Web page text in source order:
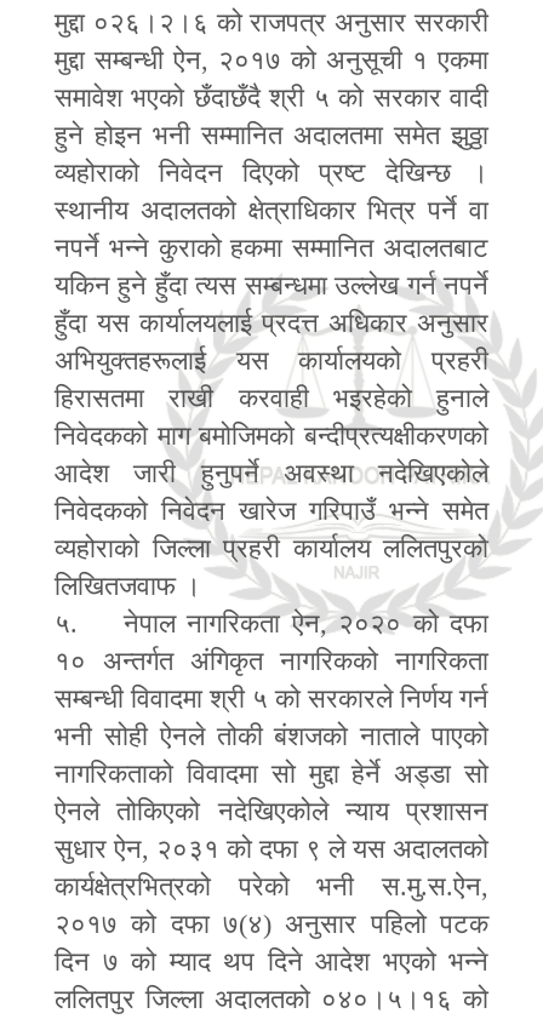
मुद्दा ०२६।२।६ को राजपत्र अनुसार सरकारी
मुद्दा सम्बन्धी ऐन, २०१७ को अनुसूची १ एकमा
समावेश भएको छँदाछँदै श्री ५ को सरकार वादी
हुने होइन भनी सम्मानित अदालतमा समेत झुठ्ठा
व्यहोराको निवेदन दिएको प्रष्ट देखिन्छ ।
स्थानीय अदालतको क्षेत्राधिकार भित्र पर्ने वा
नपर्ने भन्ने कुराको हकमा सम्मानित अदालतबाट
यकिन हुने हुँदा त्यस सम्बन्धमा उल्लेख गर्न नपर्ने
हुँदा यस कार्यालयलाई प्रदत्त अधिकार अनुसार
अभियुक्तहरूलाई यस कार्यालयको प्रहरी
हिरासतमा राखी करवाही भइरहेको हुनाले
निवेदकको माग बमोजिमको बन्दीप्रत्यक्षीकरणको
आदेश जारी हुनुपर्ने अवस्था नदेखिएकोले
निवेदकको निवेदन खारेज गरिपाउँ भन्ने समेत
व्यहोराको जिल्ला प्रहरी कार्यालय ललितपुरको
लिखितजवाफ ।
५. नेपाल नागरिकता ऐन, २०२० को दफा
१० अन्तर्गत अंगिकृत नागरिकको नागरिकता
सम्बन्धी विवादमा श्री ५ को सरकारले निर्णय गर्न
भनी सोही ऐनले तोकी बंशजको नाताले पाएको
नागरिकताको विवादमा सो मुद्दा हेर्ने अड्डा सो
ऐनले तोकिएको नदेखिएकोले न्याय प्रशासन
सुधार ऐन, २०३१ को दफा ९ ले यस अदालतको
कार्यक्षेत्रभित्रको परेको भनी स.मु.स.ऐन,
२०१७ को दफा ७(४) अनुसार पहिलो पटक
दिन ७ को म्याद थप दिने आदेश भएको भन्ने
ललितपुर जिल्ला अदालतको ०४०।५।१६ को